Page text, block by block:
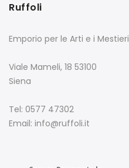
Ruffoli
Emporio per le Arti e i Mestieri
Viale Mameli, 18 53100
Siena
Tel: 0577 47302
Email: info@ruffoli.it